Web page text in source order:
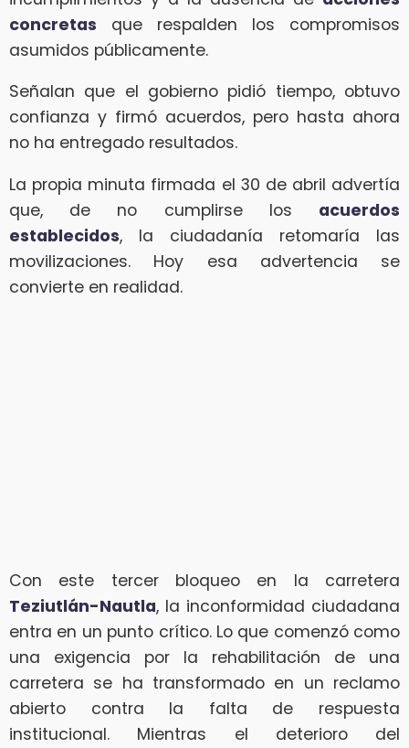
concretas que respalden los compromisos
asumidos públicamente.
Señalan que el gobierno pidió tiempo, obtuvo
confianza y firmó acuerdos, pero hasta ahora
no ha entregado resultados.
La propia minuta firmada el 30 de abril advertía
que, de no cumplirse los acuerdos
establecidos, la ciudadanía retomaría las
movilizaciones. Hoy esa advertencia se
convierte en realidad.
Con este tercer bloqueo en la carretera
Teziutlán-Nautla, la inconformidad ciudadana
entra en un punto crítico. Lo que comenzó como
una exigencia por la rehabilitación de una
carretera se ha transformado en un reclamo
abierto contra la falta de respuesta
institucional. Mientras el deterioro del